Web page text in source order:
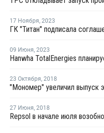
17 Ноября, 2023
09 Июня, 2023
23 Октября, 2018
27 Июня, 2018